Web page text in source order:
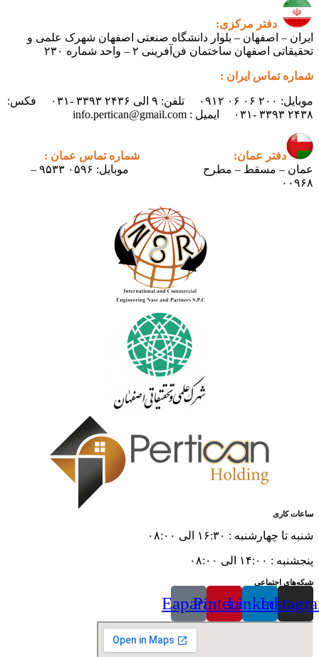
دفتر مرکزی:
ایران – اصفهان – بلوار دانشگاه صنعتی اصفهان شهرک علمی و
تحقیقاتی اصفهان ساختمان فن‌آفرینی ۲ – واحد شماره ۲۳۰
شماره تماس ایران :
موبایل: ۲۰۰ ۰۶ ۰۶ ۰۹۱۲ تلفن: ۹ الی ۲۴۳۶ ۳۳۹۳ -۰۳۱ فکس:
۲۴۳۸ ۳۳۹۳ -۰۳۱ ایمیل : info.pertican@gmail.com
دفتر عمان:
شماره تماس عمان :
عمان – مسقط – مطرح
موبایل: ۰۵۹۶ ۹۵۳۳ –
۰۰۹۶۸
ساعات کاری
شنبه تا چهارشنبه : ۱۶:۳۰ الی ۰۸:۰۰
پنجشنبه : ۱۴:۰۰ الی ۰۸:۰۰
شبکه‌های اجتماعی
Linkedin
Pinterest
Eaparat